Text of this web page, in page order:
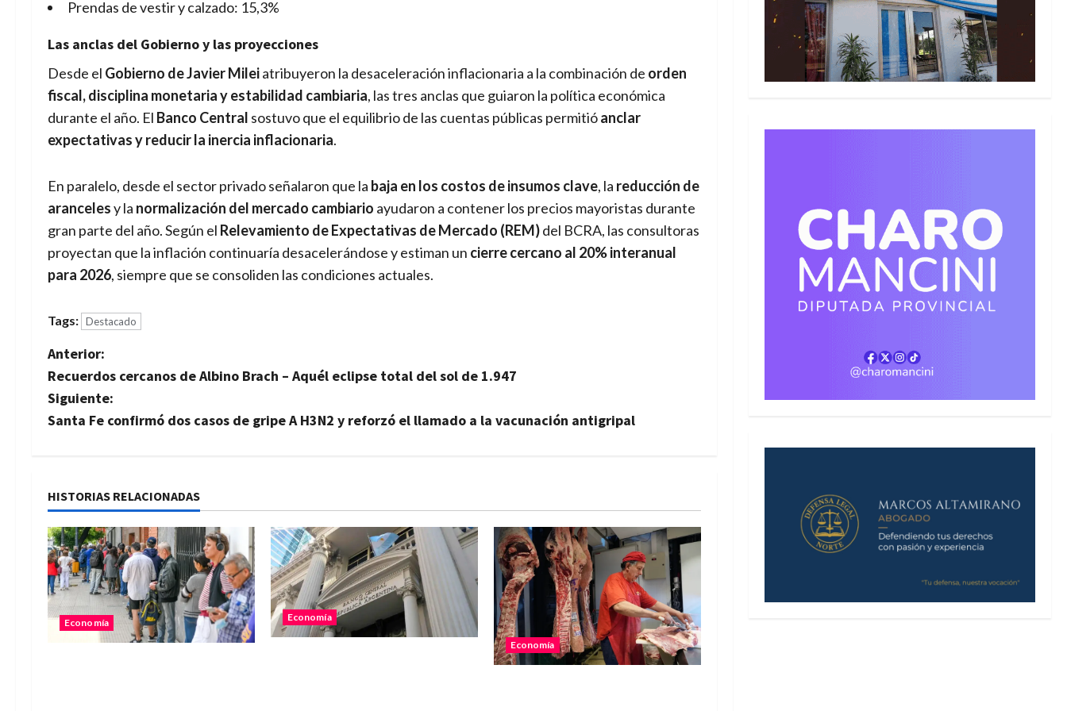
Prendas de vestir y calzado: 15,3%
Las anclas del Gobierno y las proyecciones
Desde el Gobierno de Javier Mileiatribuyeron la desaceleración inflacionaria a la combinación de orden
fiscal, disciplina monetaria y estabilidad cambiaria, las tres anclas que guiaron la política económica
durante el año. El Banco Central sostuvo que el equilibrio de las cuentas públicas permitióanclar
expectativas y reducir la inercia inflacionaria.
En paralelo, desde el sector privado señalaron que la baja en los costos de insumos clave, la reducción de
arancelesy la normalización del mercado cambiario ayudaron a contener los precios mayoristas durante
gran parte del año. Según el Relevamiento de Expectativas de Mercado (REM)del BCRA, las consultoras
proyectan que la inflación continuaría desacelerándose y estiman un cierre cercano al 20% interanual
para 2026, siempre que se consoliden las condiciones actuales.
Tags: Destacado
N
a
v
g
a
c
i
ó
Anterior:
Recuerdos cercanos de Albino Brach – Aquél eclipse total del sol de 1.947
Siguiente:
Santa Fe confirmó dos casos de gripe A H3N2 y reforzó el llamado a la vacunación antigripal
HISTORIAS RELACIONADAS
Economía Economía
Economía